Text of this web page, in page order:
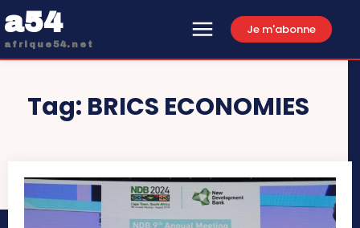
a54
afrique54.net
Je m'abonne
Tag: BRICS ECONOMIES